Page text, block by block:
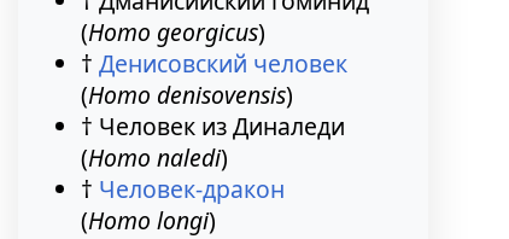
(Homo georgicus)
† Денисовский человек
(Homo denisovensis)
† Человек из Диналеди
(Homo naledi)
† Человек-дракон
(Homo longi)